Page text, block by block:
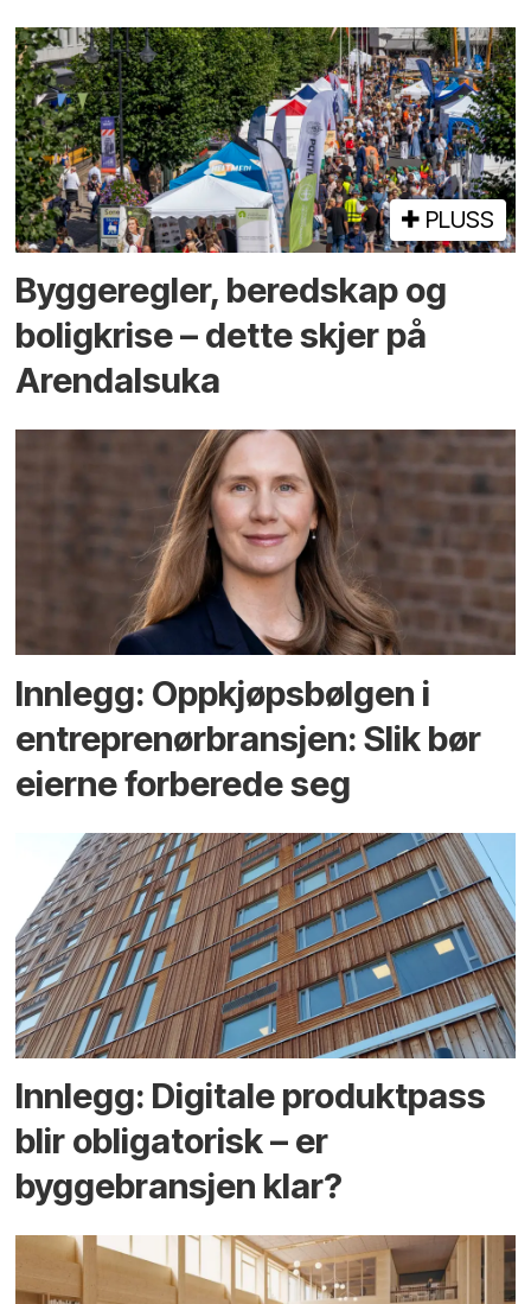
PLUSS
Bygge­regler, beredskap og
bolig­krise – dette skjer på
Arendals­uka
Innlegg: Oppkjøps­bølgen i
entreprenør­bransjen: Slik bør
eierne forberede seg
Innlegg: Digitale produktpass
blir obligatorisk – er
byggebransjen klar?